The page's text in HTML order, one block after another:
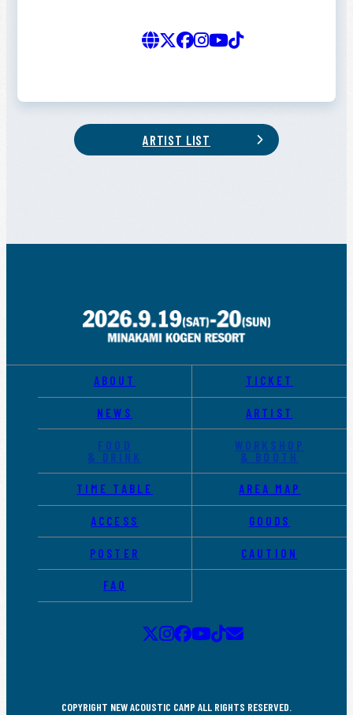
ARTIST LIST
ABOUT TICKET
NEWS ARTIST
FOOD
& DRINK
WORKSHOP
& BOOTH
TIME TABLE AREA MAP
ACCESS GOODS
POSTER CAUTION
FAQ
COPYRIGHT NEW ACOUSTIC CAMP ALL RIGHTS RESERVED.